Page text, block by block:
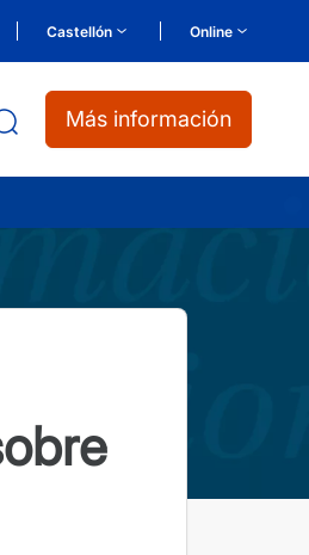
Castellón Online
Más información